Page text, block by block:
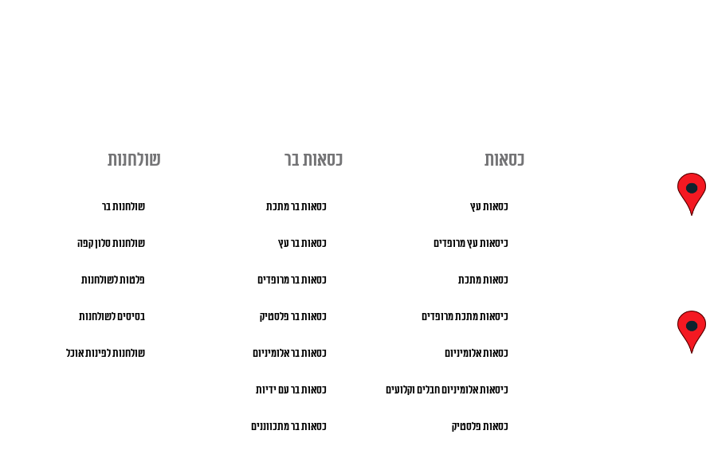
כסאות
כסאות עץ
כיסאות עץ מרופדים
כסאות מתכת
כיסאות מתכת מרופדים
כסאות אלומיניום
כיסאות אלומיניום חבלים וקלועים
כסאות פלסטיק
כסאות בר
כסאות בר מתכת
כסאות בר עץ
כסאות בר מרופדים
כסאות בר פלסטיק
כסאות בר אלומיניום
כסאות בר עם ידיות
כסאות בר מתכווננים
שולחנות
שולחנות בר
שולחנות סלון קפה
פלטות לשולחנות
בסיסים לשולחנות
שולחנות לפינות אוכל